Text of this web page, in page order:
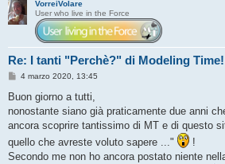
VorreiVolare
User who live in the Force
Re: I tanti "Perchè?" di Modeling
M
s
a
g
i
4 marzo 2020, 13:45
Buon giorno a tutti,
nonostante siano già praticamente due anni
ancora scoprire tantissimo di MT e di questo
quello che avreste voluto sapere ..."
!
Secondo me non ho ancora postato niente